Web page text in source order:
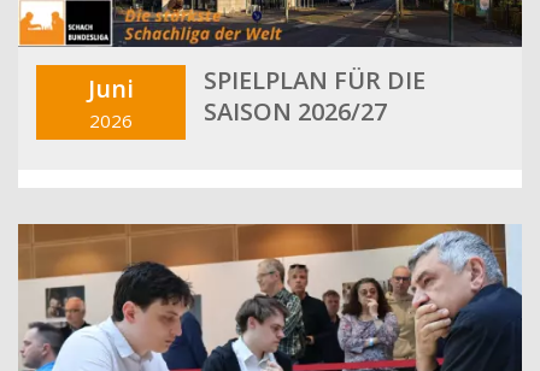
Juni
2026
SPIELPLAN FÜR DIE
SAISON 2026/27